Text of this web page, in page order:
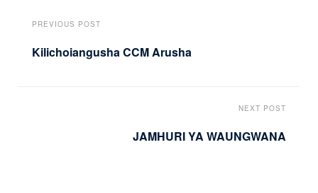
PREVIOUS POST
Kilichoiangusha CCM Arusha
NEXT POST
JAMHURI YA WAUNGWANA